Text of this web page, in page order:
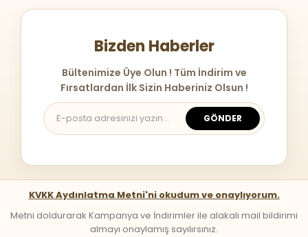
Bizden Haberler
Bültenimize Üye Olun ! Tüm İndirim ve
Fırsatlardan İlk Sizin Haberiniz Olsun !
GÖNDER
KVKK Aydınlatma Metni'ni okudum ve onaylıyorum.
Metni doldurarak Kampanya ve İndirimler ile alakalı mail bildirimi
almayı onaylamış sayılırsınız.